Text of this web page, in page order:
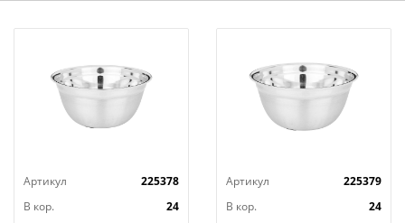
УДОБНЫЕ они прослужат долгие годы.
Артикул
225378
В кор.
24
Артикул
225379
В кор.
24